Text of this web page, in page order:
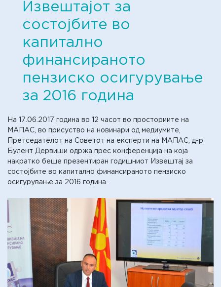
Извештајот за
состојбите во
капитално
финансираното
пензиско осигурување
за 2016 година
На 17.06.2017 година во 12 часот во просториите на
МАПАС, во присуство на новинари од медиумите,
Претседателот на Советот на експерти на МАПАС, д-р
Булент Дервиши одржа прес конференција на која
накратко беше презентиран годишниот Извештај за
состојбите во капитално финансираното пензиско
осигурување за 2016 година.